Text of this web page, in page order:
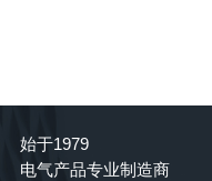
始于1979
电气产品专业制造商